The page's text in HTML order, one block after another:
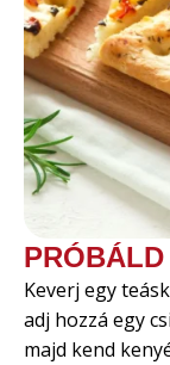
Keverj egy
adj hozzá egy
majd kend